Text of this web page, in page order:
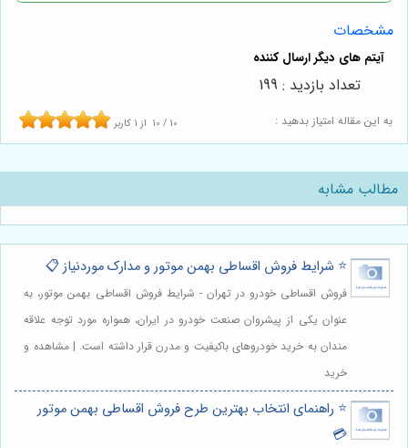
مشخصات
به این مقاله امتیاز بدهید : 10 / 10 از 1 کاربر
تعداد بازدید : 199
مطالب مشابه
⭐️ شرایط فروش اقساطی بهمن موتور و مدارک موردنیاز 📋
فروش اقساطی خودرو در تهران - شرایط فروش اقساطی بهمن موتور، به
عنوان یکی از پیشروان صنعت خودرو در ایران، همواره مورد توجه علاقه
مندان به خرید خودروهای باکیفیت و مدرن قرار داشته است. | مشاهده و
خرید
⭐️ راهنمای انتخاب بهترین طرح فروش اقساطی بهمن موتور
💳